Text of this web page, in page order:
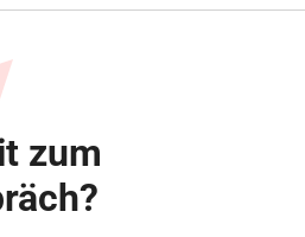
zum